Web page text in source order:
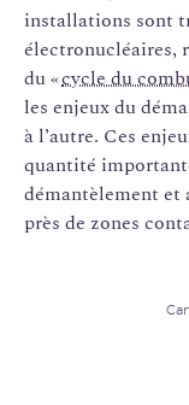
installations sont
électronucléaires,
du «cycle du
les enjeux du
à l’autre. Ces
quantité
démantèlement et
près de zones